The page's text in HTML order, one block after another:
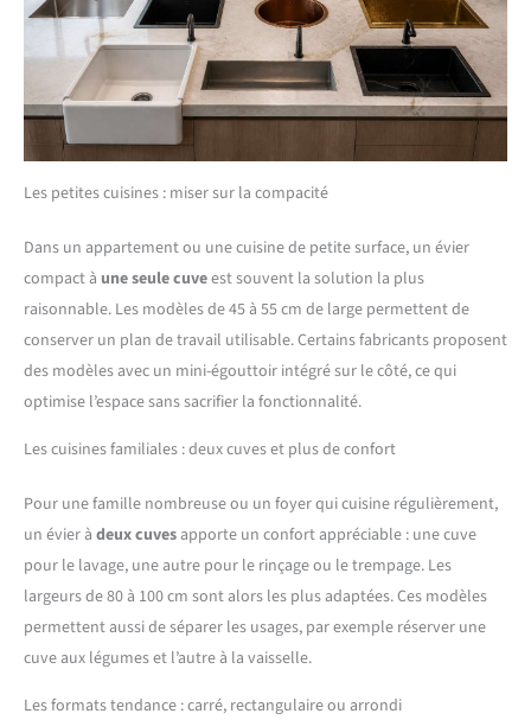
Les petites cuisines : miser sur la compacité
Dans un appartement ou une cuisine de petite surface, un évier
compact à une seule cuveest souvent la solution la plus
raisonnable. Les modèles de 45 à 55 cm de large permettent de
conserver un plan de travail utilisable. Certains fabricants proposent
des modèles avec un mini-égouttoir intégré sur le côté, ce qui
optimise l’espace sans sacrifier la fonctionnalité.
Les cuisines familiales : deux cuves et plus de confort
Pour une famille nombreuse ou un foyer qui cuisine régulièrement,
un évier à deux cuvesapporte un confort appréciable : une cuve
pour le lavage, une autre pour le rinçage ou le trempage. Les
largeurs de 80 à 100 cm sont alors les plus adaptées. Ces modèles
permettent aussi de séparer les usages, par exemple réserver une
cuve aux légumes et l’autre à la vaisselle.
Les formats tendance : carré, rectangulaire ou arrondi